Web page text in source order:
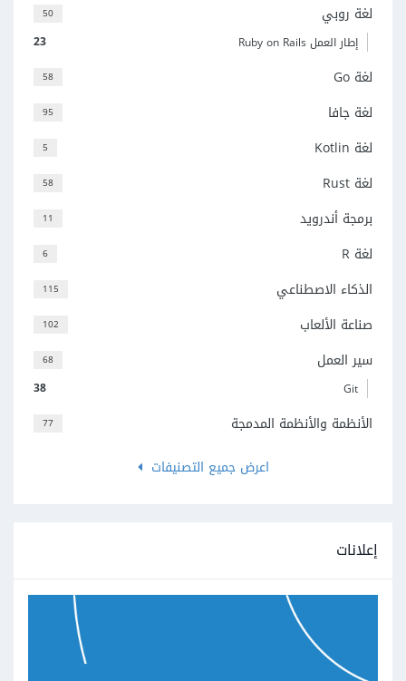
50 لغة روبي
23 إطار العمل Ruby on Rails
58 لغة Go
95 لغة جافا
5 لغة Kotlin
58 لغة Rust
11 برمجة أندرويد
6 لغة R
115 الذكاء الاصطناعي
102 صناعة الألعاب
68 سير العمل
38 Git
77
الأنظمة والأنظمة المدمجة
اعرض جميع التصنيفات
إعلانات